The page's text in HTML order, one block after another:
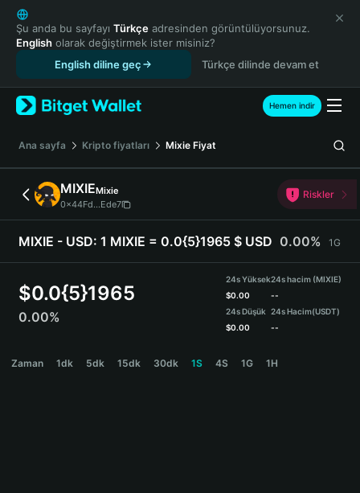
English
日本語
Tiếng Việt
Español (Latinoamérica)
Türkçe
Français
Deutsch
简体中文
繁體中文
Português (Portugal)
Bahasa Indonesia
ภาษาไทย
Español
Español (Argentina)
Şu anda bu sayfayı Türkçe adresinden görüntülüyorsunuz.
English olarak değiştirmek ister misiniz?
English diline geç
Türkçe dilinde devam et
Hemen indir
Ana sayfa Kripto fiyatları Mixie Fiyat
MIXIEMixie
0x44Fd...Ede7
Riskler
MIXIE - USD: 1 MIXIE = 0.0{5}1965 $ USD 0.00% 1G
$0.0{5}1965
0.00%
24s Yüksek
$0.00
24s Düşük
$0.00
24s hacim (MIXIE)
--
24s Hacim(USDT)
--
Zaman 1dk 5dk 15dk 30dk 1S 4S 1G 1H